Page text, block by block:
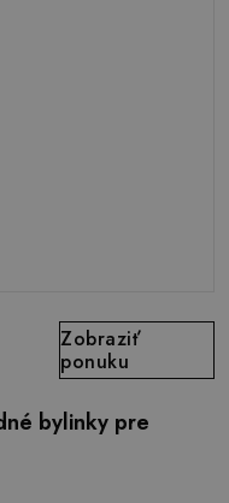
Zobraziť
ponuku
bylinky pre